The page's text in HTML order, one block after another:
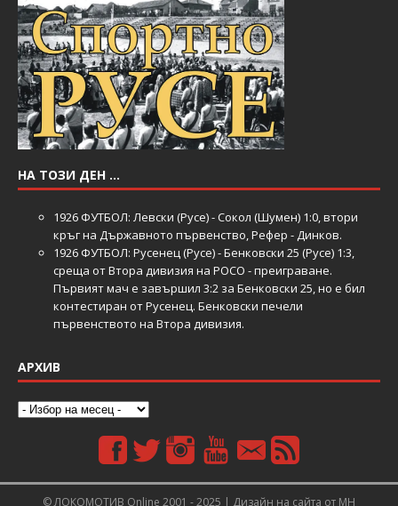
НА ТОЗИ ДЕН …
1926 ФУТБОЛ: Левски (Русе) - Сокол (Шумен) 1:0, втори
кръг на Държавното първенство, Рефер - Динков.
1926 ФУТБОЛ: Русенец (Русе) - Бенковски 25 (Русе) 1:3,
среща от Втора дивизия на РОСО - преиграване.
Първият мач е завършил 3:2 за Бенковски 25, но е бил
контестиран от Русенец. Бенковски печели
първенството на Втора дивизия.
АРХИВ
© ЛОКОМОТИВ Online 2001 - 2025 | Дизайн на сайта от MH